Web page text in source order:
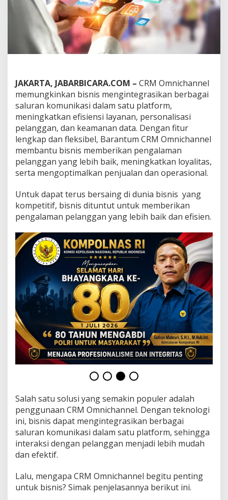
l
u
M
e
n
n
a
k
a
n
C
R
M
O
m
n
c
h
n
n
e
l
?
JAKARTA, JABARBICARA.COM – CRM Omnichannel
memungkinkan bisnis mengintegrasikan berbagai
saluran komunikasi dalam satu platform,
meningkatkan efisiensi layanan, personalisasi
pelanggan, dan keamanan data. Dengan fitur
lengkap dan fleksibel, Barantum CRM Omnichannel
membantu bisnis memberikan pengalaman
pelanggan yang lebih baik, meningkatkan loyalitas,
serta mengoptimalkan penjualan dan operasional.
Untuk dapat terus bersaing di dunia bisnis yang
kompetitif, bisnis dituntut untuk memberikan
pengalaman pelanggan yang lebih baik dan efisien.
Salah satu solusi yang semakin populer adalah
penggunaan CRM Omnichannel. Dengan teknologi
ini, bisnis dapat mengintegrasikan berbagai
saluran komunikasi dalam satu platform, sehingga
interaksi dengan pelanggan menjadi lebih mudah
dan efektif.
Lalu, mengapa CRM Omnichannel begitu penting
untuk bisnis? Simak penjelasannya berikut ini.